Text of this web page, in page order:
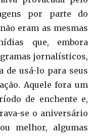
por parte do
eram as mesmas
que, embora
jornalísticos,
de usá-lo para seus
Aquele fora um
de enchente e,
se o aniversário
melhor, algumas